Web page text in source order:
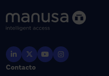
Contacto